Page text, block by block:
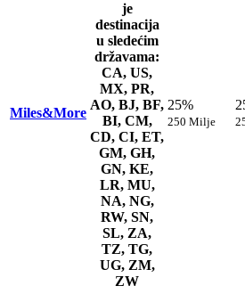
Miles&More
je
destinacija
u sledećim
državama:
CA, US,
MX, PR,
AO, BJ, BF,
BI, CM,
CD, CI, ET,
GM, GH,
GN, KE,
LR, MU,
NA, NG,
RW, SN,
SL, ZA,
TZ, TG,
UG, ZM,
ZW
25%
250 Milje